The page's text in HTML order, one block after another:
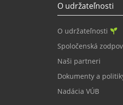
O udržateľnosti
O udržateľnosti
Spoločenská
Naši partneri
Dokumenty a
Nadácia VÚB